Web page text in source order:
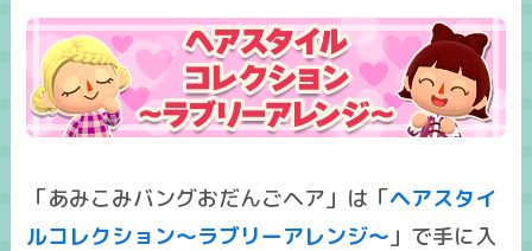
「あみこみバングおだんごヘア」は「ヘアスタイ
ルコレクション～ラブリーアレンジ～ 」で手に入